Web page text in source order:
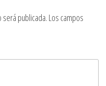
publicada. Los campos